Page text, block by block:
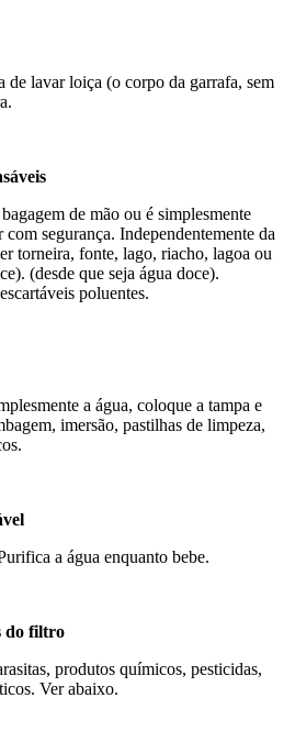
de lavar loiça (o corpo da garrafa, sem
de mão ou é simplesmente
segurança. Independentemente da
torneira, fonte, lago, riacho, lagoa ou
(desde que seja água doce).
poluentes.
a água, coloque a tampa e
imersão, pastilhas de limpeza,
a água enquanto bebe.
do filtro
produtos químicos, pesticidas,
Ver abaixo.